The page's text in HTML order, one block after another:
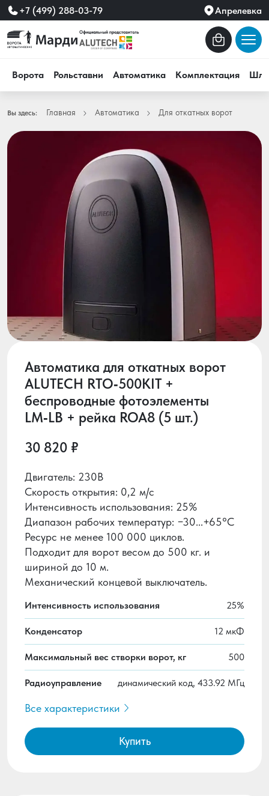
+7 (499) 288-03-79 Апрелевка
Ворота Рольставни Автоматика Комплектация
Вы здесь: Главная Автоматика Для откатных ворот
Автоматика для откатных ворот
ALUTECH RTO‑500KIT +
беспроводные фотоэлементы
LM‑LB + рейка ROA8 (5 шт.)
30 820 ₽
Двигатель: 230В
Скорость открытия: 0,2 м/с
Интенсивность использования: 25%
Диапазон рабочих температур: −30...+65°С
Ресурс не менее 100 000 циклов.
Подходит для ворот весом до 500 кг. и
шириной до 10 м.
Механический концевой выключатель.
Интенсивность использования 25%
Конденсатор 12 мкФ
Максимальный вес створки ворот, кг 500
Радиоуправление динамический код, 433.92 МГц
Все характеристики
Купить